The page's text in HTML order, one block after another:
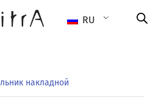
RU
накладной